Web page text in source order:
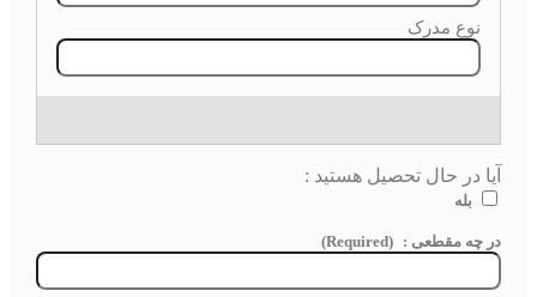
آیا در حال تحصیل هستید :
بله
در چه مقطعی : (Required)